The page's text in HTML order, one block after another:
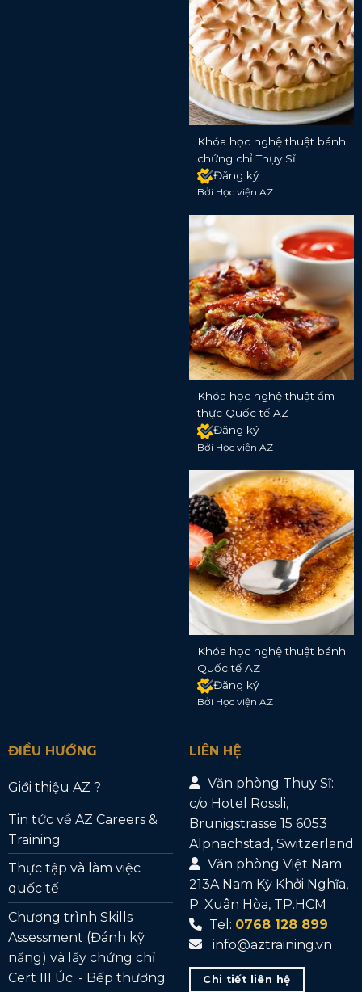
Khóa học nghệ thuật bánh
chứng chỉ Thụy Sĩ
Đăng ký
Bởi Học viện AZ
Khóa học nghệ thuật ẩm
thực Quốc tế AZ
Đăng ký
Bởi Học viện AZ
Khóa học nghệ thuật bánh
Quốc tế AZ
Đăng ký
Bởi Học viện AZ
ĐIỀU HƯỚNG
Giới thiệu AZ ?
Tin tức về AZ Careers &
Training
Thực tập và làm việc
quốc tế
Chương trình Skills
Assessment (Đánh kỹ
năng) và lấy chứng chỉ
Cert III Úc. - Bếp thương
LIÊN HỆ
Văn phòng Thụy Sĩ:
c/o Hotel Rossli,
Brunigstrasse 15 6053
Alpnachstad, Switzerland
Văn phòng Việt Nam:
213A Nam Kỳ Khởi Nghĩa,
P. Xuân Hòa, TP.HCM
Tel: 0768 128 899
info@aztraining.vn
Chi tiết liên hệ